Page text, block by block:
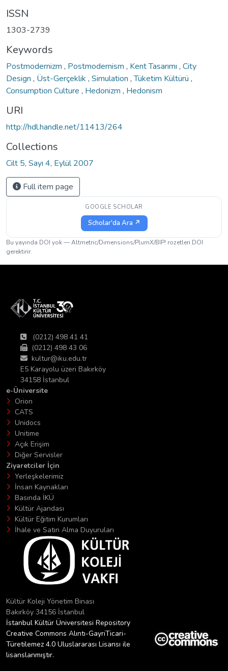
ISSN
1303-2739
Keywords
Postmodernizm , Postmodernism , Kent Tasarımı , City
Design , Üst-Gerçeklik , Simulation ,Tüketim Kültürü ,
Consumption Culture , Hedonizm , Hedonism
URI
http://hdl.handle.net/11413/264
Collections
Cilt 5, Sayı 4, Eylül 2007
Full item page
GOOGLE SCHOLAR
Scholar'da Ara ↗
Bu yayında DOI yok — Altmetric/Dimensions/PlumX/BIP! rozetleri DOI
gerektirir.
(0212) 498 41 41
(0212) 498 43 06
kultur@iku.edu.tr
E5 Karayolu üzeri Bakırköy
34158 İstanbul
e-Üniversite
Orion
CATS
Unidocs
Unitime
Açık Erişim
Diğer Servisler
Ziyaretciler İçin
Yerleşkelerimiz
İnsan Kaynakları
Basında İKÜ
Kültür Ajandası
Kültür Eğitim Kurumları
İhale ve Satın Alma Duyuruları
Kültür Koleji Yönetim Binası
Bakırköy 34156 İstanbul
İstanbul Kültür Üniversitesi Repository
Creative Commons Alıntı-GayriTicari-
Türetilemez 4.0 Uluslararası Lisansı ile
lisanslanmıştır.